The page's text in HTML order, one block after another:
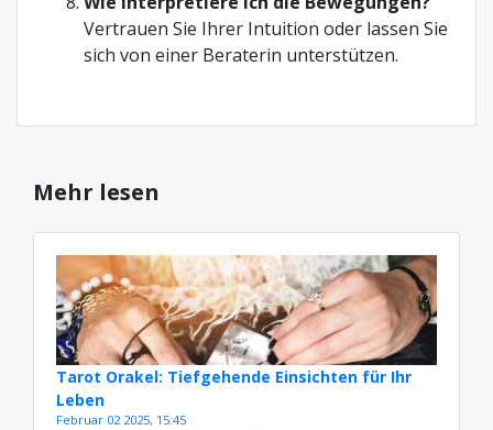
Vertrauen Sie Ihrer Intuition oder lassen Sie
sich von einer Beraterin unterstützen.
Mehr lesen
Tarot Orakel: Tiefgehende Einsichten für Ihr
Leben
Februar 02 2025, 15:45